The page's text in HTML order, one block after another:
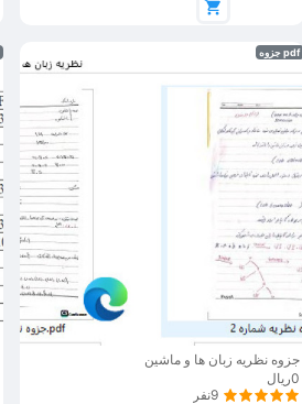
pdf جزوه
جزوه نظریه زبان ها و ماشین
0ریال
9نفر